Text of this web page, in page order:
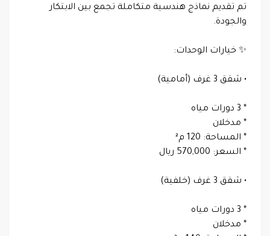
تم تقديم نماذج هندسية متكاملة تجمع بين الابتكار
والجودة.
✨ خيارات الوحدات:
• شقق 3 غرف (أمامية)
* 3 دورات مياه
* مدخلان
* المساحة: 120 م²
* السعر: 570,000 ريال
• شقق 3 غرف (خلفية)
* 3 دورات مياه
* مدخلان